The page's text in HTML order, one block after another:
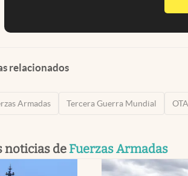
relacionados
Armadas Tercera Guerra Mundial
noticias de Fuerzas Armadas